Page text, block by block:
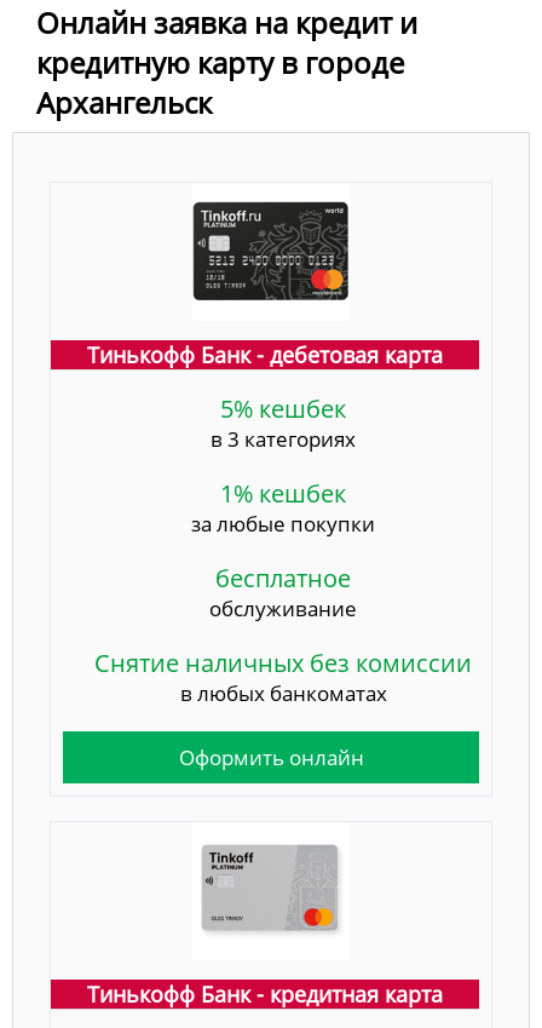
Онлайн заявка на кредит и
кредитную карту в городе
Архангельск
Тинькофф Банк - дебетовая карта
5% кешбек
в 3 категориях
1% кешбек
за любые покупки
бесплатное
обслуживание
Снятие наличных без комиссии
в любых банкоматах
Оформить онлайн
Тинькофф Банк - кредитная карта